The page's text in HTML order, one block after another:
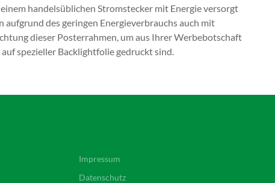
handelsüblichen Stromstecker mit Energie versorgt
des geringen Energieverbrauchs auch mit
dieser Posterrahmen, um aus Ihrer Werbebotschaft
spezieller Backlightfolie gedruckt sind.
Impressum
Datenschutz